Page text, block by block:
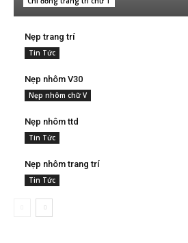
Nẹp trang trí
Tin Tức
Nẹp nhôm V30
Nẹp nhôm chữ V
Nẹp nhôm ttd
Tin Tức
Nẹp nhôm trang trí
Tin Tức